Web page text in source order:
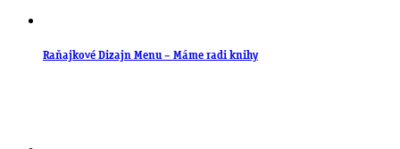
Raňajkové Dizajn Menu – Máme radi knihy